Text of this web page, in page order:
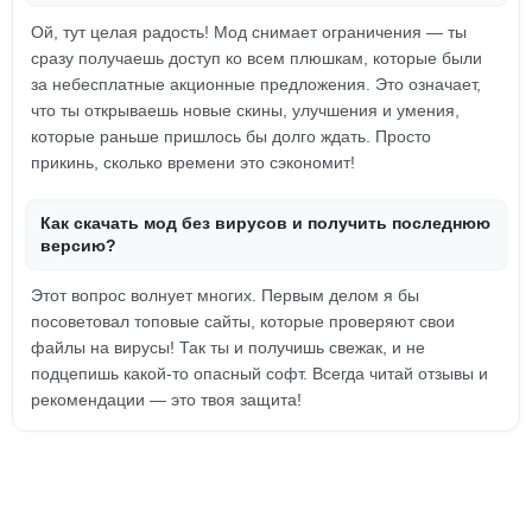
Ой, тут целая радость! Мод снимает ограничения — ты
сразу получаешь доступ ко всем плюшкам, которые были
за небесплатные акционные предложения. Это означает,
что ты открываешь новые скины, улучшения и умения,
которые раньше пришлось бы долго ждать. Просто
прикинь, сколько времени это сэкономит!
Как скачать мод без вирусов и получить последнюю
версию?
Этот вопрос волнует многих. Первым делом я бы
посоветовал топовые сайты, которые проверяют свои
файлы на вирусы! Так ты и получишь свежак, и не
подцепишь какой-то опасный софт. Всегда читай отзывы и
рекомендации — это твоя защита!